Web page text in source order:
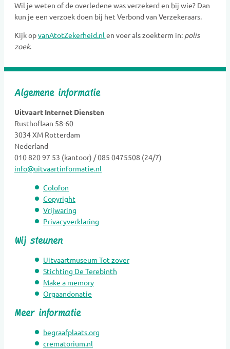
Dragers
Gedenkobjecten
Gedenksieraden
Glasobjecten
Goede doelen
Grafkunst
Grafmonumenten
Groene uitvaart
Hospice
Kinderen Uitvaartverzorging
Kinderen Urnen
Mediators
Muzikanten / Uitvaartmuziek
Nalatenschaps afwikkeling
Natuurbegraafplaatsen
Natuursteen
Opleidingen
Overlijdensberichten
Wil je weten of de overledene was verzekerd en bij wie? Dan
kun je een verzoek doen bij het Verbond van Verzekeraars.
Kijk opvanAtotZekerheid.nl en voer als zoekterm in: polis
zoek.
Algemene informatie
Uitvaart Internet Diensten
Rusthoflaan 58-60
3034 XM Rotterdam
Nederland
010 820 97 53 (kantoor) / 085 0475508 (24/7)
info@uitvaartinformatie.nl
Colofon
Copyright
Vrijwaring
Privacyverklaring
Wij steunen
Uitvaartmuseum Tot zover
Stichting De Terebinth
Make a memory
Orgaandonatie
Meer informatie
begraafplaats.org
crematorium.nl